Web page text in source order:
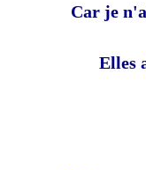
Car je
Elles